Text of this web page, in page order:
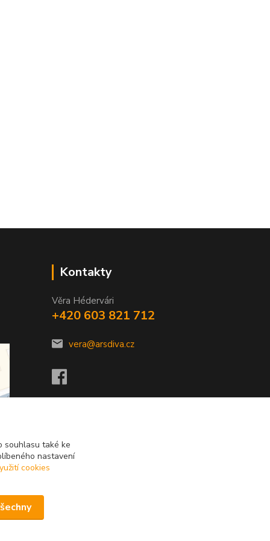
Kontakty
Věra Hédervári
+420 603 821 712
vera@arsdiva.cz
souhlasu také ke
nastavení
cookies